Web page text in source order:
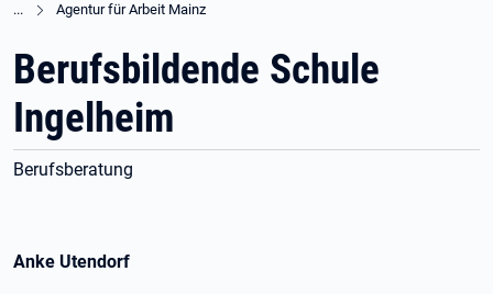
Agentur für Arbeit Mainz
Berufsbildende Schule
Ingelheim
Berufsberatung
Anke Utendorf